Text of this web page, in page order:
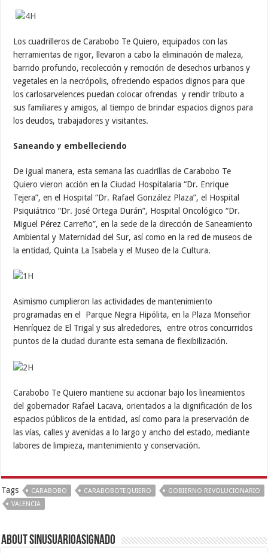
Los cuadrilleros de Carabobo Te Quiero, equipados con las
herramientas de rigor, llevaron a cabo la eliminación de maleza,
barrido profundo, recolección y remoción de desechos urbanos y
vegetales en la necrópolis, ofreciendo espacios dignos para que
los carlosarvelences puedan colocar ofrendas y rendir tributo a
sus familiares y amigos, al tiempo de brindar espacios dignos para
los deudos, trabajadores y visitantes.
Saneando y embelleciendo
De igual manera, esta semana las cuadrillas de Carabobo Te
Quiero vieron acción en la Ciudad Hospitalaria “Dr. Enrique
Tejera”, en el Hospital “Dr. Rafael González Plaza”, el Hospital
Psiquiátrico “Dr. José Ortega Durán”, Hospital Oncológico “Dr.
Miguel Pérez Carreño”, en la sede de la dirección de Saneamiento
Ambiental y Maternidad del Sur, así como en la red de museos de
la entidad, Quinta La Isabela y el Museo de la Cultura.
Asimismo cumplieron las actividades de mantenimiento
programadas en el Parque Negra Hipólita, en la Plaza Monseñor
Henríquez de El Trigal y sus alrededores, entre otros concurridos
puntos de la ciudad durante esta semana de flexibilización.
Carabobo Te Quiero mantiene su accionar bajo los lineamientos
del gobernador Rafael Lacava, orientados a la dignificación de los
espacios públicos de la entidad, así como para la preservación de
las vías, calles y avenidas a lo largo y ancho del estado, mediante
labores de limpieza, mantenimiento y conservación.
Tags CARABOBO CARABOBOTEQUIERO
GOBIERNO REVOLUCIONARIO
VALENCIA
About sinusuarioasignado